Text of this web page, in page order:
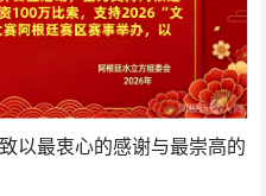
以最衷心的感谢与最崇高的